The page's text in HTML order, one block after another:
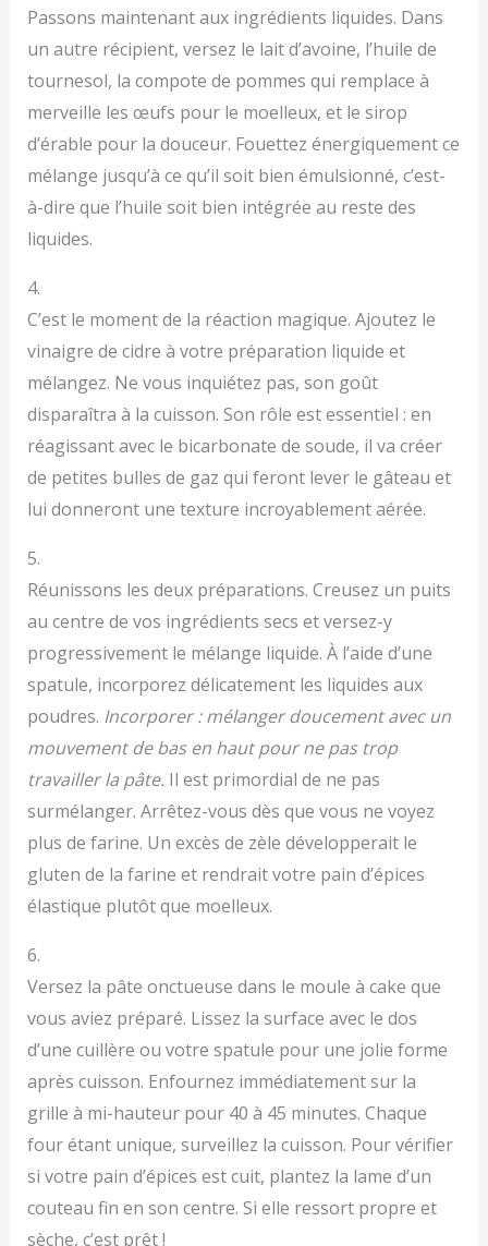
Passons maintenant aux ingrédients liquides. Dans
un autre récipient, versez le lait d’avoine, l’huile de
tournesol, la compote de pommes qui remplace à
merveille les œufs pour le moelleux, et le sirop
d’érable pour la douceur. Fouettez énergiquement ce
mélange jusqu’à ce qu’il soit bien émulsionné, c’est-
à-dire que l’huile soit bien intégrée au reste des
liquides.
4.
C’est le moment de la réaction magique. Ajoutez le
vinaigre de cidre à votre préparation liquide et
mélangez. Ne vous inquiétez pas, son goût
disparaîtra à la cuisson. Son rôle est essentiel : en
réagissant avec le bicarbonate de soude, il va créer
de petites bulles de gaz qui feront lever le gâteau et
lui donneront une texture incroyablement aérée.
5.
Réunissons les deux préparations. Creusez un puits
au centre de vos ingrédients secs et versez-y
progressivement le mélange liquide. À l’aide d’une
spatule, incorporez délicatement les liquides aux
poudres. Incorporer : mélanger doucement avec un
mouvement de bas en haut pour ne pas trop
travailler la pâte. Il est primordial de ne pas
surmélanger. Arrêtez-vous dès que vous ne voyez
plus de farine. Un excès de zèle développerait le
gluten de la farine et rendrait votre pain d’épices
élastique plutôt que moelleux.
6.
Versez la pâte onctueuse dans le moule à cake que
vous aviez préparé. Lissez la surface avec le dos
d’une cuillère ou votre spatule pour une jolie forme
après cuisson. Enfournez immédiatement sur la
grille à mi-hauteur pour 40 à 45 minutes. Chaque
four étant unique, surveillez la cuisson. Pour vérifier
si votre pain d’épices est cuit, plantez la lame d’un
couteau fin en son centre. Si elle ressort propre et
sèche, c’est prêt !